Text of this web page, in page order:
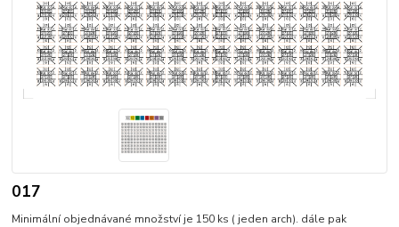
017
Minimální objednávané množství je 150 ks ( jeden arch). dále pak